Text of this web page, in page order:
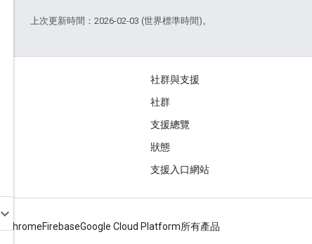
上次更新時間：2026-02-03 (世界標準時間)。
社群與支援
社群
支援總覽
狀態
支援入口網站
ChromeFirebaseGoogle Cloud Platform所有產品